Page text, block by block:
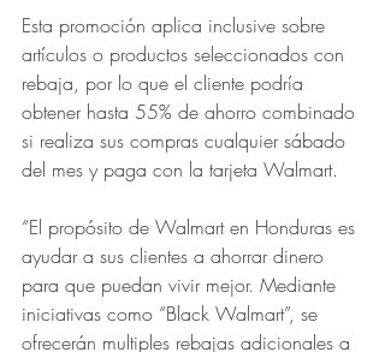
Esta promoción aplica inclusive sobre
artículos o productos seleccionados con
rebaja, por lo que el cliente podría
obtener hasta 55% de ahorro combinado
si realiza sus compras cualquier sábado
del mes y paga con la tarjeta Walmart.
“El propósito de Walmart en Honduras es
ayudar a sus clientes a ahorrar dinero
para que puedan vivir mejor. Mediante
iniciativas como “Black Walmart”, se
ofrecerán multiples rebajas adicionales a